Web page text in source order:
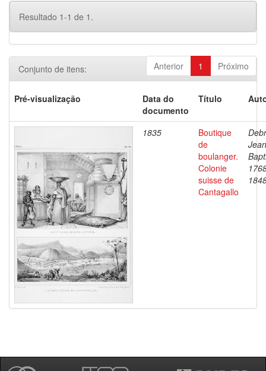
Resultado 1-1 de 1.
Anterior 1 Próximo
Conjunto de itens:
Pré-visualização
Data do
documento
Título
1835
Boutique
de
boulanger.
Colonie
suisse de
Cantagallo
Jean